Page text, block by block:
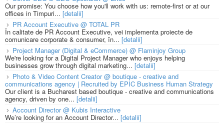
Our promise: You choose how you'll work with us: remote-first or at our
offices in Timpuri... [detalii]
PR Account Executive @ TOTAL PR
În calitate de PR Account Executive, vei implementa proiecte de
comunicare corporate & consumer, în... [detalii]
Project Manager (Digital & eCommerce) @ Flaminjoy Group
We're looking for a Digital Project Manager who enjoys helping
businesses grow through digital marketing... [detalii]
Photo & Video Content Creator @ boutique - creative and
communications agency | Recruited by EPIC Business Human Strategy
Our client is a Bucharest based boutique - creative and communications
agency, driven by one... [detalii]
Account Director @ Kubis Interactive
We’re looking for an Account Director... [detalii]